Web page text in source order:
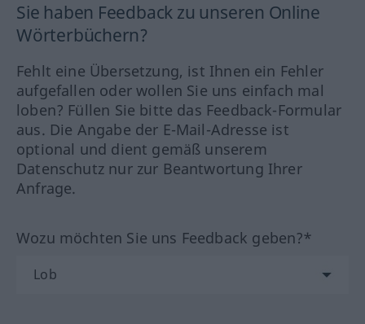
Sie haben Feedback zu unseren Online
Wörterbüchern?
Fehlt eine Übersetzung, ist Ihnen ein Fehler
aufgefallen oder wollen Sie uns einfach mal
loben? Füllen Sie bitte das Feedback-Formular
aus. Die Angabe der E-Mail-Adresse ist
optional und dient gemäß unserem
Datenschutz nur zur Beantwortung Ihrer
Anfrage.
Wozu möchten Sie uns Feedback geben?*